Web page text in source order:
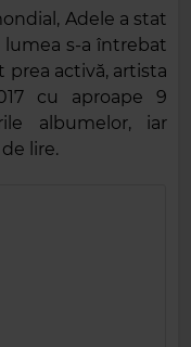
Adele a stat
s-a întrebat
prea activă, artista
cu aproape 9
albumelor, iar
lire.